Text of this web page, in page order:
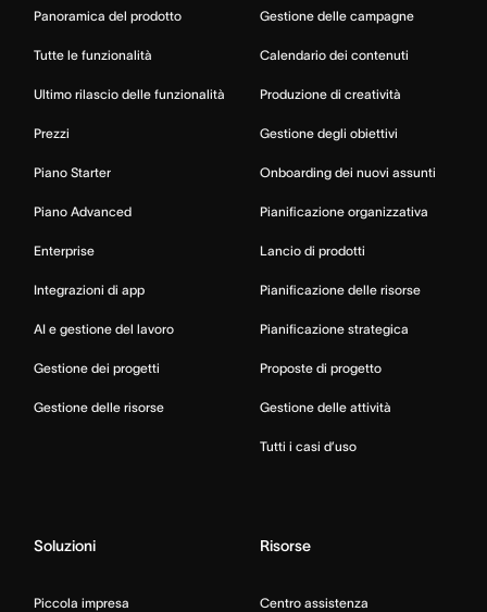
Panoramica del prodotto
Tutte le funzionalità
Ultimo rilascio delle funzionalità
Prezzi
Piano Starter
Piano Advanced
Enterprise
Integrazioni di app
AI e gestione del lavoro
Gestione dei progetti
Gestione delle risorse
Gestione delle campagne
Calendario dei contenuti
Produzione di creatività
Gestione degli obiettivi
Onboarding dei nuovi assunti
Pianificazione organizzativa
Lancio di prodotti
Pianificazione delle risorse
Pianificazione strategica
Proposte di progetto
Gestione delle attività
Tutti i casi d’uso
Soluzioni
Piccola impresa
Risorse
Centro assistenza